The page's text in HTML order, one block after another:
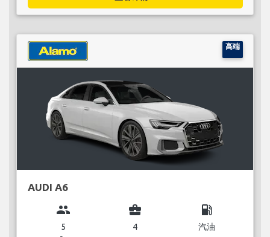
高端
AUDI A6
group
5
business_center
4
local_gas_station
汽油